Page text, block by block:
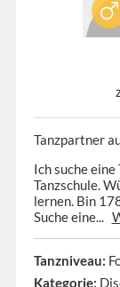
Tanzpartner
Ich suche
Tanzschule.
lernen. Bin
Suche eine...
Tanzniveau:
Kategorie: